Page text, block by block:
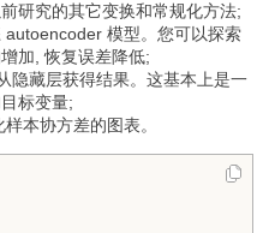
研究的其它变换和常规化方法;
模型。您可以探索
加, 恢复误差降低;
隐藏层获得结果。这基本上是一
标变量;
本协方差的图表。